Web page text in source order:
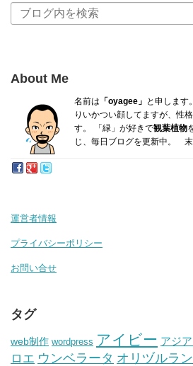
About Me
名前は 「oyagee」 と申します
り いかつい顔してますが、性
す。
「緑」が好きで観葉植物
じ、毎日ブログを更新中。 末
運営者情報
プライバシーポリシー
お問い合せ
タグ
web制作 wordpress アイビー アジ
ロエ ウンベラータ オリヅルラン